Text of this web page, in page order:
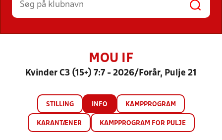
MOU IF
Kvinder C3 (15+) 7:7 - 2026/Forår, Pulje 21
STILLING INFO KAMPPROGRAM
KARANTÆNER KAMPPROGRAM FOR PULJE